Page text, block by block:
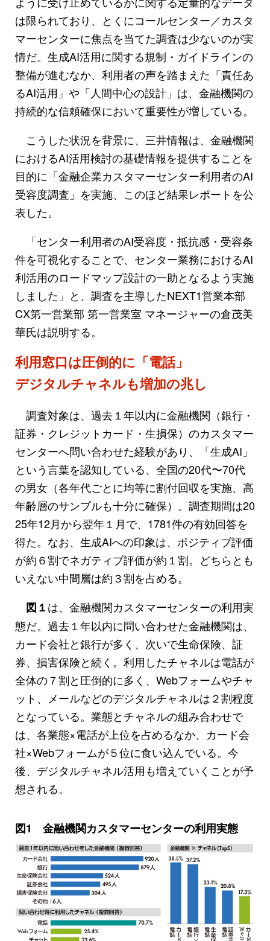
は限られており、とくにコールセンター／カスタ
マーセンターに焦点を当てた調査は少ないのが実
情だ。生成AI活用に関する規制・ガイドラインの
整備が進むなか、利用者の声を踏まえた「責任あ
るAI活用」や「人間中心の設計」は、金融機関の
持続的な信頼確保において重要性が増している。
こうした状況を背景に、三井情報は、金融機関
におけるAI活用検討の基礎情報を提供することを
目的に「金融企業カスタマーセンター利用者のAI
受容度調査」を実施、このほど結果レポートを公
表した。
「センター利用者のAI受容度・抵抗感・受容条
件を可視化することで、センター業務におけるAI
利活用のロードマップ設計の一助となるよう実施
しました」と、調査を主導したNEXT1営業本部
CX第一営業部 第一営業室 マネージャーの倉茂美
華氏は説明する。
利用窓口は圧倒的に「電話」
デジタルチャネルも増加の兆し
調査対象は、過去１年以内に金融機関（銀行・
証券・クレジットカード・生損保）のカスタマー
センターへ問い合わせた経験があり、「生成AI」
という言葉を認知している、全国の20代〜70代
の男女（各年代ごとに均等に割付回収を実施、高
年齢層のサンプルも十分に確保）。調査期間は20
25年12月から翌年１月で、1781件の有効回答を
得た。なお、生成AIへの印象は、ポジティブ評価
が約６割でネガティブ評価が約１割。どちらとも
いえない中間層は約３割を占める。
図１は、金融機関カスタマーセンターの利用実
態だ。過去１年以内に問い合わせた金融機関は、
カード会社と銀行が多く、次いで生命保険、証
券、損害保険と続く。利用したチャネルは電話が
全体の７割と圧倒的に多く、Webフォームやチャ
ット、メールなどのデジタルチャネルは２割程度
となっている。業態とチャネルの組み合わせで
は、各業態×電話が上位を占めるなか、カード会
社×Webフォームが５位に食い込んでいる。今
後、デジタルチャネル活用も増えていくことが予
想される。
図1 金融機関カスタマーセンターの利用実態